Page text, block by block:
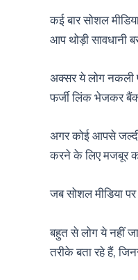
कई बार सोशल
आप थोड़ी
अक्सर ये लोग नकली
फर्जी लिंक भेजकर
अगर कोई आपसे
करने के लिए मजबूर
जब सोशल मीडिया
बहुत से लोग ये नहीं
तरीके बता रहे हैं,